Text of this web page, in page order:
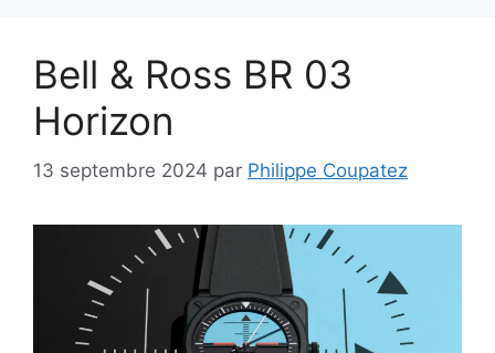
Bell & Ross BR 03
Horizon
13 septembre 2024 par Philippe Coupatez